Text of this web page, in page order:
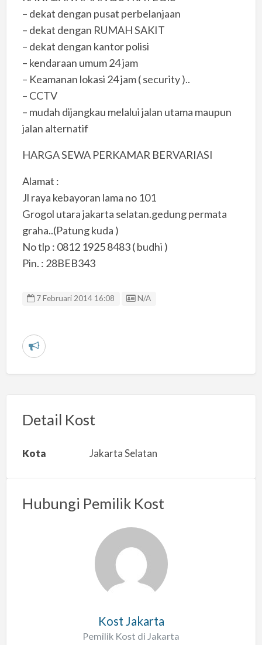
– dekat dengan pusat perbelanjaan
– dekat dengan RUMAH SAKIT
– dekat dengan kantor polisi
– kendaraan umum 24 jam
– Keamanan lokasi 24 jam ( security )..
– CCTV
– mudah dijangkau melalui jalan utama maupun
jalan alternatif
HARGA SEWA PERKAMAR BERVARIASI
Alamat :
Jl raya kebayoran lama no 101
Grogol utara jakarta selatan.gedung permata
graha..(Patung kuda )
No tlp : 0812 1925 8483 ( budhi )
Pin. : 28BEB343
7 Februari 2014 16:08 Listing ID
N/A
L
r
a
s
Detail Kost
Kota Jakarta Selatan
Hubungi Pemilik Kost
Kost Jakarta
Pemilik Kost di Jakarta